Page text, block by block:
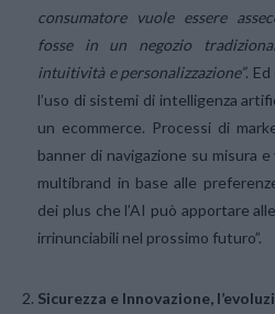
consumatore vuole essere
fosse in un negozio
intuitività e personalizzazione”.
l’uso di sistemi di intelligenza
un ecommerce. Processi di
banner di navigazione su misura
multibrand in base alle
dei plus che l’AI può apportare
irrinunciabili nel prossimo futuro”.
Sicurezza e Innovazione,